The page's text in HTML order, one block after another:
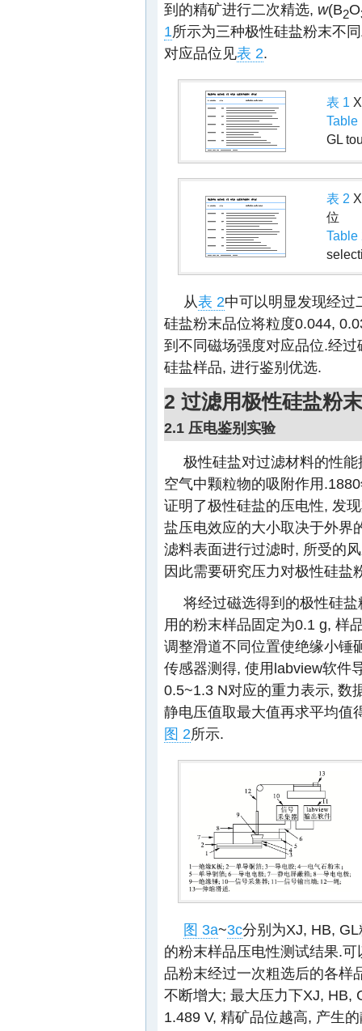
到的精矿进行二次精选, w(B2O
1所示为三种极性硅盐粉末不
对应品位见表 2.
表 1
Table
GL
表 2
位
Table
从表 2中可以明显发现经过
硅盐粉末品位将粒度0.044,
到不同磁场强度对应品位.经
硅盐样品, 进行鉴别优选.
2 过滤用极性硅盐粉
2.1 压电鉴别实验
极性硅盐对过滤材料的性
空气中颗粒物的吸附作用
证明了极性硅盐的压电性, 发
盐压电效应的大小取决于外界
滤料表面进行过滤时, 所受的
因此需要研究压力对极性硅盐
将经过磁选得到的极性硅
用的粉末样品固定为0.1 g, 样
调整滑道不同位置使绝缘小锤
传感器测得, 使用labview软件
0.5~1.3 N对应的重力表示, 数
静电压值取最大值再求平均值
图 2所示.
图 3a~3c分别为XJ, HB,
的粉末样品压电性测试结果.
品粉末经过一次粗选后的各样
不断增大; 最大压力下XJ, HB,
1.489 V, 精矿品位越高, 产生